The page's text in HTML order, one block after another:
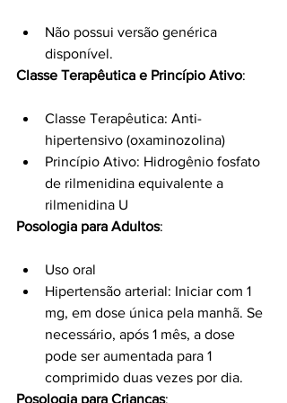
Não possui versão genérica
disponível.
Classe Terapêutica e Princípio Ativo:
Classe Terapêutica: Anti-
hipertensivo (oxaminozolina)
Princípio Ativo: Hidrogênio fosfato
de rilmenidina equivalente a
rilmenidina U
Posologia para Adultos:
Uso oral
Hipertensão arterial: Iniciar com 1
mg, em dose única pela manhã. Se
necessário, após 1 mês, a dose
pode ser aumentada para 1
comprimido duas vezes por dia.
Posologia para Crianças: